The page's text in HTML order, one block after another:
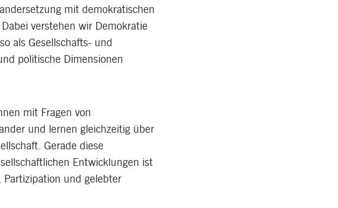
mit demokratischen
verstehen wir Demokratie
als Gesellschafts- und
politische Dimensionen
mit Fragen von
und lernen gleichzeitig über
Gerade diese
Entwicklungen ist
Partizipation und gelebter